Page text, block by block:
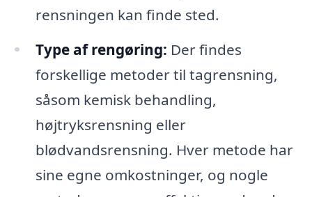
rensningen kan finde sted.
Type af rengøring: Der findes
forskellige metoder til tagrensning,
såsom kemisk behandling,
højtryksrensning eller
blødvandsrensning. Hver metode har
sine egne omkostninger, og nogle